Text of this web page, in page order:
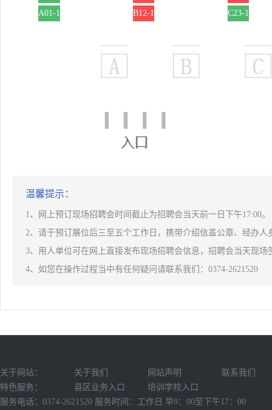
A01-1
B12-1 C23-1
温馨提示：
1、网上预订现场招聘会时间截止为招聘会当天前一日下午17:00。
2、请于预订展位后三至五个工作日，携带介绍信盖公章、经办
3、用人单位可在网上直接发布现场招聘会信息，招聘会当天现
4、如您在操作过程当中有任何疑问请联系我们：0374-2621520
关于网站： 关于我们 网站声明
联系我们
特色服务：
县区业务入口
培训学校入口
服务电话：0374-2621520 服务时间：工作日 早9：00至下午17：00